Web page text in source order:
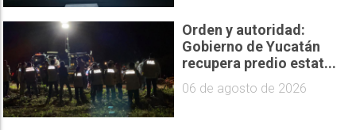
Orden y autoridad:
Gobierno de Yucatán
recupera predio estat...
06 de agosto de 2026